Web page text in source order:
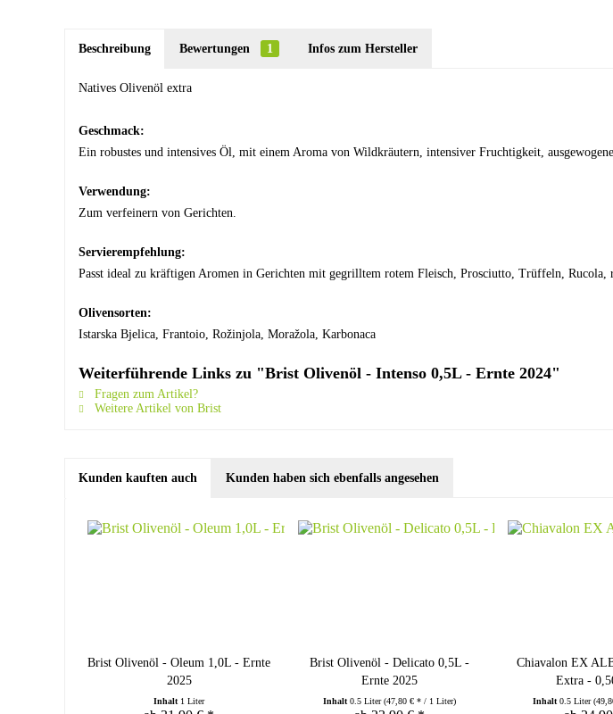
Beschreibung Bewertungen 1 Infos zum Hersteller
Natives Olivenöl extra
Geschmack:
Ein robustes und intensives Öl, mit einem Aroma von Wildkräutern, intensiver Fruchtigkeit,
Verwendung:
Zum verfeinern von Gerichten.
Servierempfehlung:
Passt ideal zu kräftigen Aromen in Gerichten mit gegrilltem rotem Fleisch, Prosciutto, Trüffeln, Rucola,
Olivensorten:
Istarska Bjelica, Frantoio, Rožinjola, Moražola, Karbonaca
Weiterführende Links zu "Brist Olivenöl - Intenso 0,5L - Ernte 2024"
Fragen zum Artikel?
Weitere Artikel von Brist
Kunden kauften auch Kunden haben sich ebenfalls angesehen
Brist Olivenöl - Oleum 1,0L - Ernte
2025
Inhalt 1 Liter
Brist Olivenöl - Delicato 0,5L -
Ernte 2025
Inhalt 0.5 Liter(47,80 € * / 1 Liter)
Chiavalon EX
Extra -
Inhalt0.5 Liter